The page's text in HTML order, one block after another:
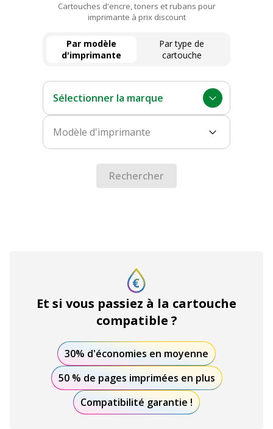
Cartouches d'encre, toners et rubans pour
imprimante à prix discount
Par modèle
d'imprimante
Par type de
cartouche
Sélectionner la marque
Modèle d'imprimante
Rechercher
Et si vous passiez à la cartouche
compatible ?
30% d'économies en moyenne
50 % de pages imprimées en plus
Compatibilité garantie !